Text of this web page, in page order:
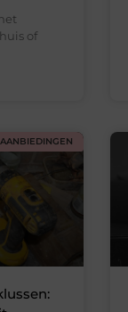
of
AANBIEDINGEN